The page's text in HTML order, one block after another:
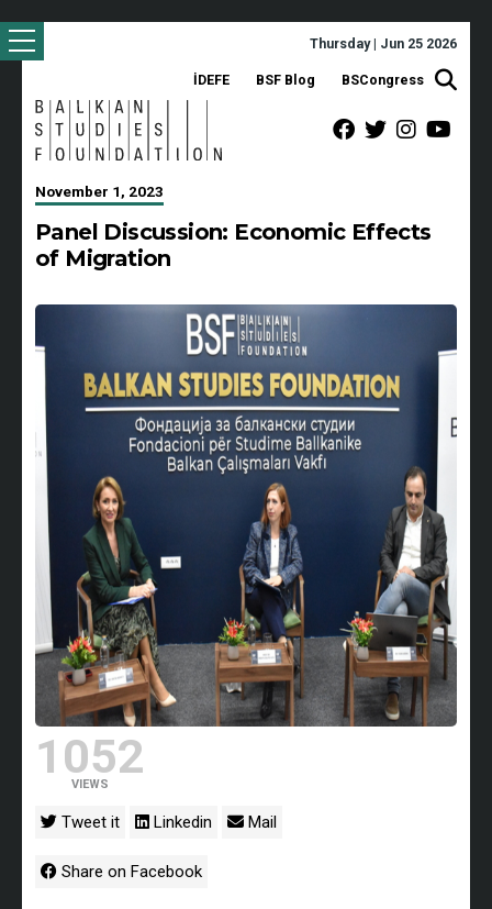
Thursday | Jun 25 2026
İDEFE BSF Blog BSCongress
November 1, 2023
Panel Discussion: Economic Effects
of Migration
1052
VIEWS
Tweet it Linkedin Mail
Share on Facebook